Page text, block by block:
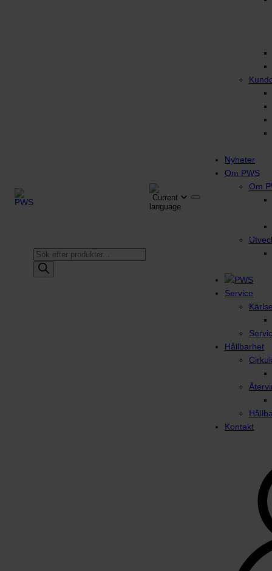
Produktsökning
Nyheter
Om PWS
Om
Service
Hållbarhet
Kontakt